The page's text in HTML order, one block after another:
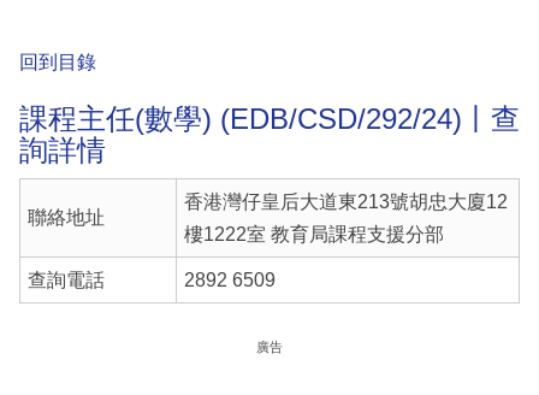
回到目錄
課程主任(數學) (EDB/CSD/292/24)丨查
詢詳情
聯絡地址
香港灣仔皇后大道東213號胡忠大廈12
樓1222室 教育局課程支援分部
查詢電話 2892 6509
廣告